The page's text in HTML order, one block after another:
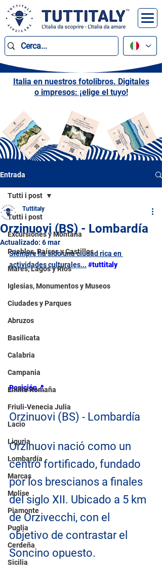
Italia en nuestros fotolibros. Digitales
o impresos: ¡elige el tuyo!
Entrada
Tutti i post
Excursiones y Montaña
Pueblos, Países y Castillos
Mares, Lagos y Ríos
Iglesias, Monumentos y Museos
Ciudades y Parques
Abruzos
Basilicata
Calabria
Campania
Emilia Romaña
Friuli-Venecia Julia
Lacio
Liguria
Lombardía
Marcas
Molise
Piamonte
Puglia
Cerdeña
Sicilia
Tutti i post
Orzinuovi (BS) - Lombardía
Tuttitaly
Actualizado: 6 mar
Siempre ha sido una ciudad rica en
actividades culturales... #tuttitaly
Posición📍
Orzinuovi (BS) - Lombardía
Orzinuovi nació como un
centro fortificado, fundado
por los brescianos a finales
del siglo XII. Ubicado a 5 km
de Orzivecchi, con el
objetivo de contrastar el
Soncino opuesto.